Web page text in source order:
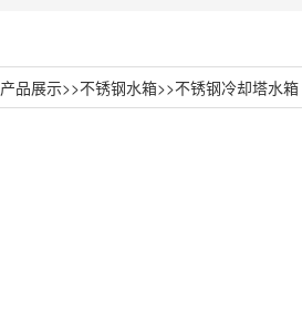
产品展示>>不锈钢水箱>>不锈钢冷却塔水箱